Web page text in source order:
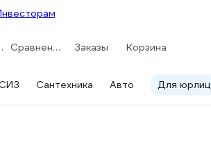
Сравнение Заказы Корзина
Сантехника Авто Для юрлиц